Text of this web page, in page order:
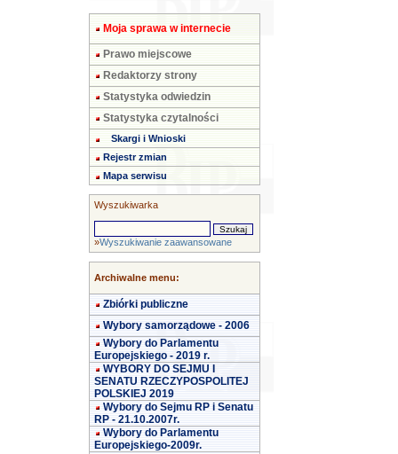
Moja sprawa w internecie
Prawo miejscowe
Redaktorzy strony
Statystyka odwiedzin
Statystyka czytalności
Skargi i Wnioski
Rejestr zmian
Mapa serwisu
Wyszukiwarka
»Wyszukiwanie zaawansowane
Archiwalne menu:
Zbiórki publiczne
Wybory samorządowe - 2006
Wybory do Parlamentu
Europejskiego - 2019 r.
WYBORY DO SEJMU I
SENATU RZECZYPOSPOLITEJ
POLSKIEJ 2019
Wybory do Sejmu RP i Senatu
RP - 21.10.2007r.
Wybory do Parlamentu
Europejskiego-2009r.